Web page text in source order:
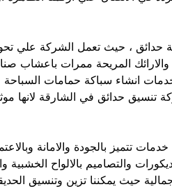
حدائق ، حيث تعمل الشركة
المريحة ممرات باعشاب
انشاء سباكة حمامات
بالجودة والامانة
والتصاميم بالالواح الخشبية
حيث يمكننا تزين وتنسيق